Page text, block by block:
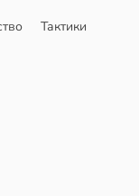
Тактики